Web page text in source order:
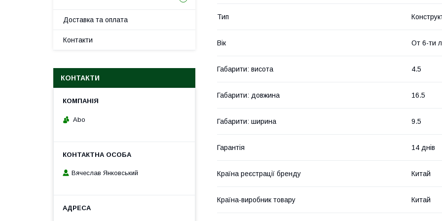
Тип
Вік От 6-ти
Габарити: висота 4.5
Габарити: довжина 16.5
Габарити: ширина 9.5
Гарантія 14 днів
Країна реєстрації бренду Китай
Країна-виробник товару Китай
Доставка та оплата
Контакти
КОНТАКТИ
Abo
Вячеслав Янковський